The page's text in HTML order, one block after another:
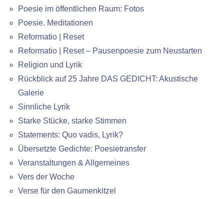
Poesie im öffentlichen Raum: Fotos
Poesie. Meditationen
Reformatio | Reset
Reformatio | Reset – Pausenpoesie zum Neustarten
Religion und Lyrik
Rückblick auf 25 Jahre DAS GEDICHT: Akustische
Galerie
Sinnliche Lyrik
Starke Stücke, starke Stimmen
Statements: Quo vadis, Lyrik?
Übersetzte Gedichte: Poesietransfer
Veranstaltungen & Allgemeines
Vers der Woche
Verse für den Gaumenkitzel